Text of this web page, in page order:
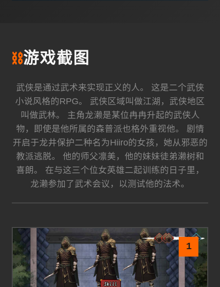
⛓️游戏截图
武侠是通过武术来实现正义的人。 这是二个武侠
小说风格的RPG。 武侠区域叫做江湖，武侠地区
叫做武林。 主角龙濑是某位冉冉升起的武侠人
物，即使是他所属的森普派也格外重视他。 剧情
开启于龙井保护二种名为Hiiro的女孩，她从邪恶的
教派逃脱。 他的师父凛美，他的妹妹徒弟濑树和
喜朗。 在与这三个位女英雄二起训练的日子里，
龙濑参加了武术会议，以测试他的法术。
1